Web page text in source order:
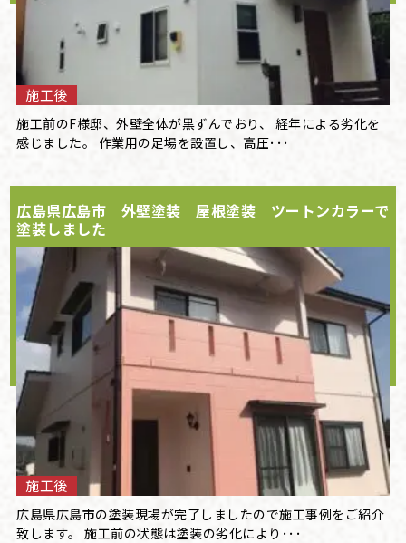
施工後
施工前のF様邸、外壁全体が黒ずんでおり、 経年による劣化を
感じました。 作業用の足場を設置し、高圧･･･
広島県広島市 外壁塗装 屋根塗装 ツートンカラーで
塗装しました
施工後
広島県広島市の塗装現場が完了しましたので施工事例をご紹介
致します。 施工前の状態は塗装の劣化により･･･